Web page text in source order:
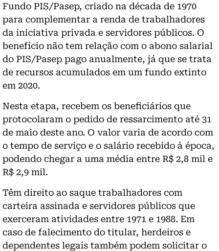
Fundo PIS/Pasep, criado na década de 1970
para complementar a renda de trabalhadores
da iniciativa privada e servidores públicos. O
benefício não tem relação com o abono salarial
do PIS/Pasep pago anualmente, já que se trata
de recursos acumulados em um fundo extinto
em 2020.
Nesta etapa, recebem os beneficiários que
protocolaram o pedido de ressarcimento até 31
de maio deste ano. O valor varia de acordo com
o tempo de serviço e o salário recebido à época,
podendo chegar a uma média entre R$ 2,8 mil e
R$ 2,9 mil.
Têm direito ao saque trabalhadores com
carteira assinada e servidores públicos que
exerceram atividades entre 1971 e 1988. Em
caso de falecimento do titular, herdeiros e
dependentes legais também podem solicitar o